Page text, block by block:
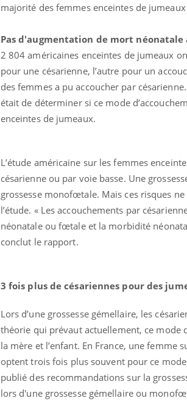
majorité des femmes enceintes de
Pas d'augmentation de mort
2 804 américaines enceintes de jumeaux
pour une césarienne, l’autre pour un
des femmes a pu accoucher par
était de déterminer si ce mode
enceintes de jumeaux.
L’étude américaine sur les femmes
césarienne ou par voie basse. Une
grossesse monofœtale. Mais ces risques
l’étude. « Les accouchements par
néonatale ou fœtale et la morbidité
conclut le rapport.
3 fois plus de césariennes pour des
Lors d’une grossesse gémellaire, les
théorie qui prévaut actuellement, ce mode
la mère et l’enfant. En France, une femme
optent trois fois plus souvent pour ce mode
publié des recommandations sur la
lors d'une grossesse gémellaire ou
Grossesse à risque : ce jus
naturel attire l'attention
des chercheurs
Comment oublier les
écrans en vacances ?
empiète de plus en plus